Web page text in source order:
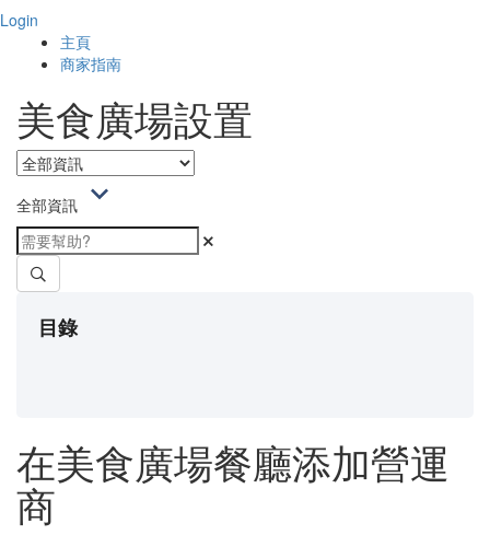
Login
主頁
商家指南
美食廣場設置
全部資訊
目錄
在美食廣場餐廳添加營運
商